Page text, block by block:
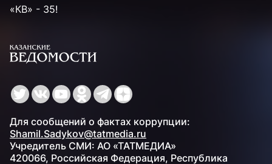
«КВ» - 35!
Для сообщений о фактах коррупции:
Shamil.Sadykov@tatmedia.ru
Учредитель СМИ: АО «ТАТМЕДИА»
420066, Российская Федерация, Республика